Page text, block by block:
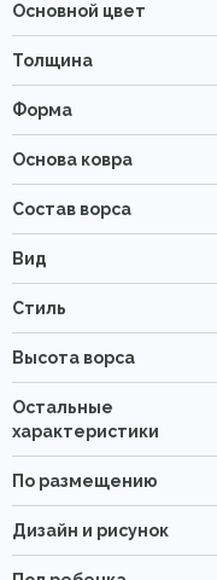
Основной цвет
Толщина
Форма
Основа ковра
Состав ворса
Вид
Стиль
Высота ворса
Остальные
характеристики
По размещению
Дизайн и рисунок